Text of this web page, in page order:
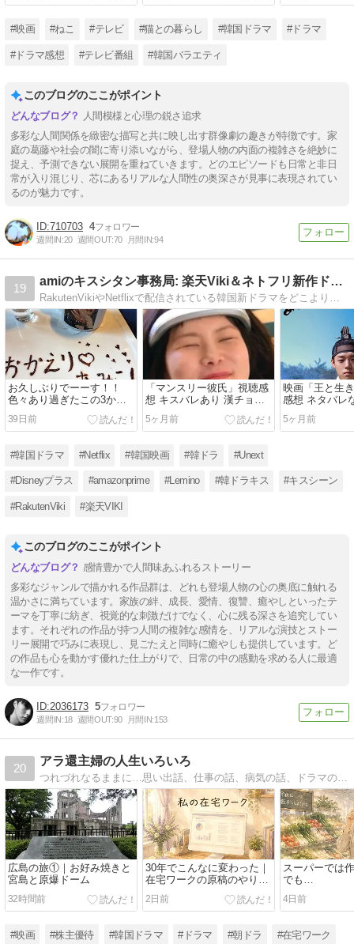
#映画 #ねこ #テレビ #猫との暮らし #韓国ドラマ #ドラマ
#ドラマ感想 #テレビ番組 #韓国バラエティ
このブログのここがポイント
人間模様と心理の鋭さ追求
多彩な人間関係を緻密な描写と共に映し出す群像劇の趣きが特徴です。家
庭の葛藤や社会の闇に寄り添いながら、登場人物の内面の複雑さを絶妙に
捉え、予測できない展開を重ねていきます。どのエピソードも日常と非日
常が入り混じり、芯にあるリアルな人間性の奥深さが見事に表現されてい
るのが魅力です。
710703 4
週間IN:20 週間OUT:70 月間IN:94
19
amiのキスシタン事務局: 楽天Viki＆ネトフリ新作ドラマ
RakutenVikiやNetflixで配信されている韓国新ドラマをどこよりも早く紹介中！見た感想やあらすじ、大好きなキスシーン(笑)なんかをご紹介してます！
お久しぶりでーーす！！
色々あり過ぎたこの3か月
を伝えたいだけのブログ
39日前
「マンスリー彼氏」視聴感
想 キスバレあり 漢チョイ
スが最高過ぎた恋愛シュミ
レーションドラマ
5ヶ月前
映画「王と生
感想 ネタバレ
サライ状態で
5ヶ月前
#韓国ドラマ #Netflix #韓国映画 #韓ドラ #Unext
#Disneyプラス #amazonprime #Lemino #韓ドラキス #キスシーン
#RakutenViki #楽天VIKI
このブログのここがポイント
感情豊かで人間味あふれるストーリー
多彩なジャンルで描かれる作品群は、どれも登場人物の心の奥底に触れる
温かさに満ちています。家族の絆、成長、愛情、復讐、癒やしといったテ
ーマを丁寧に紡ぎ、視覚的な刺激だけでなく、心に残る深さを追究してい
ます。それぞれの作品が持つ人間の複雑な感情を、リアルな演技とストー
リー展開で巧みに表現し、見ごたえと同時に癒やしも提供しています。ど
の作品も心を動かす優れた仕上がりで、日常の中の感動を求める人に最適
な一作です。
2036173 5
週間IN:18 週間OUT:90 月間IN:153
20
アラ還主婦の人生いろいろ
つれづれなるままに…思い出話、仕事の話、病気の話、ドラマの話(特に朝ドラ・韓ドラ)など
広島の旅①｜お好み焼きと
宮島と原爆ドーム
32時間前
30年でこんなに変わった｜
在宅ワークの原稿のやりと
2日前
スーパーでは
でも…
4日前
#映画 #株主優待 #韓国ドラマ #ドラマ #朝ドラ #在宅ワーク